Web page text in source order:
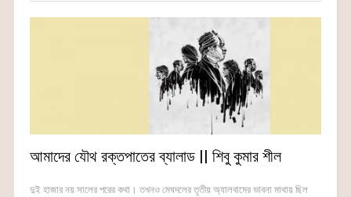
আমাদের যৌথ রক্তপাতের ব্যালাড || শিবু কুমার শীল
দুই হাজার নয় সালের পরের কথা। তখনও মেঘদলের তৃতীয় অ্যালবামের ভাবনা মাথায় ছিল